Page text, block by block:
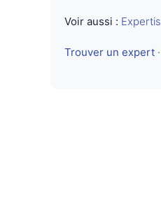
Voir aussi :
Trouver un expert ·